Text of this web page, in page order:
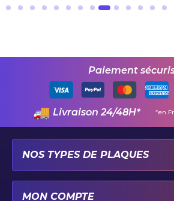
Paiement
Livraison 24/48H* *en
NOS TYPES DE PLAQUES
MON COMPTE